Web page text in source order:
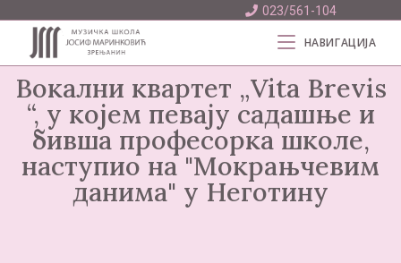
023/561-104
НАВИГАЦИЈА
Вокални квартет „Vita Brevis
“, у којем певају садашње и
бивша професорка школе,
наступио на "Мокрањчевим
данима" у Неготину